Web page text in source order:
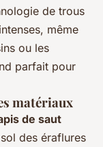
de trous
même
ou les
parfait pour
matériaux
de saut
des éraflures